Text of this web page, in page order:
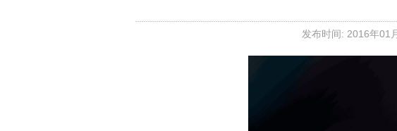
发布时间: 2016年01